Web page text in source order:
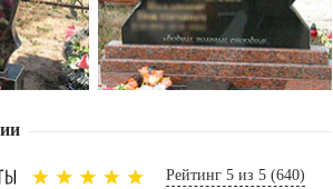
Рейтинг 5 из 5 (640)